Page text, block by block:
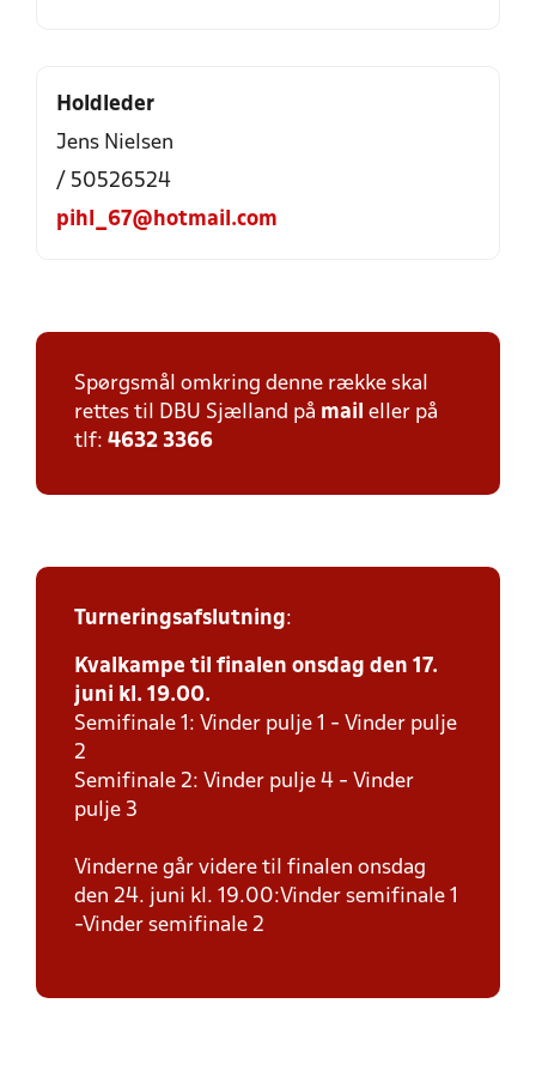
Holdleder
Jens Nielsen
/ 50526524
pihl_67@hotmail.com
Spørgsmål omkring denne række skal
rettes til DBU Sjælland på mail eller på
tlf: 4632 3366
Turneringsafslutning:
Kvalkampe til finalen onsdag den 17.
juni kl. 19.00.
Semifinale 1: Vinder pulje 1 - Vinder pulje
2
Semifinale 2: Vinder pulje 4 - Vinder
pulje 3
Vinderne går videre til finalen onsdag
den 24. juni kl. 19.00:Vinder semifinale 1
-Vinder semifinale 2